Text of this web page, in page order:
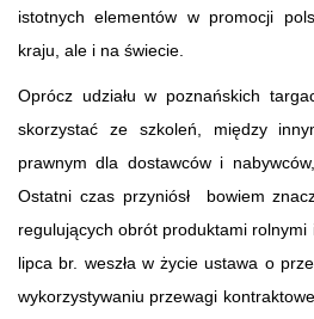
istotnych elementów w promocji
kraju, ale i na świecie.
Oprócz udziału w poznańskich
skorzystać ze szkoleń, między
prawnym dla dostawców i
Ostatni czas przyniósł bowiem
regulujących obrót produktami rolnymi
lipca br. weszła w życie ustawa o
wykorzystywaniu przewagi